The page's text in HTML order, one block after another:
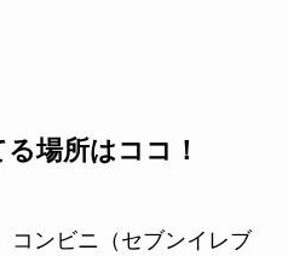
場所はココ！
コンビニ（セブンイレブ